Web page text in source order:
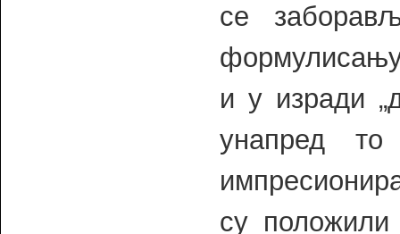
се
формулисању
и у изради
унапред
су